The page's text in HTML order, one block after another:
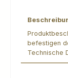
befestigen